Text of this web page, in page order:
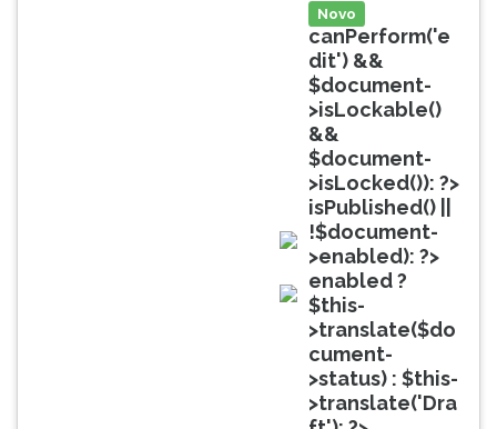
doc
doc
Novo
canPerform('e
dit') &&
$document-
>isLockable()
&&
$document-
>isLocked()): ?>
isPublished() ||
!$document-
>enabled): ?>
enabled ?
$this-
>translate($do
cument-
>status) : $this-
>translate('Dra